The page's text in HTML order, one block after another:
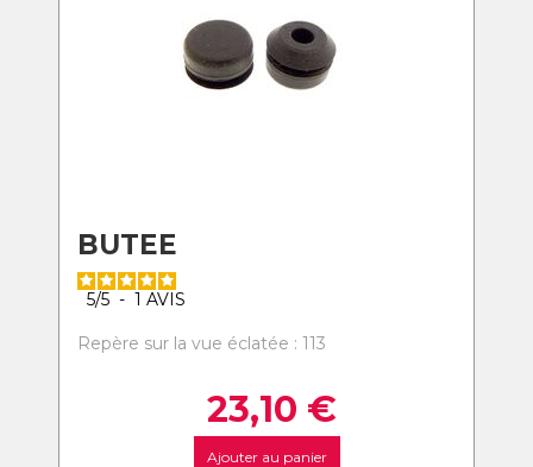
BUTEE
5/5 - 1 AVIS
Repère sur la vue éclatée : 113
23,10 €
Ajouter au panier